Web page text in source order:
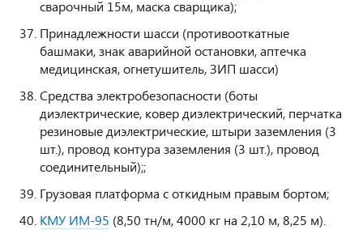
сварочный 15м, маска сварщика);
Принадлежности шасси (противооткатные
башмаки, знак аварийной остановки, аптечка
медицинская, огнетушитель, ЗИП шасси)
Средства электробезопасности (боты
диэлектрические, ковер диэлектрический, перчатка
резиновые диэлектрические, штыри заземления (3
шт.), провод контура заземления (3 шт.), провод
соединительный);;
Грузовая платформа с откидным правым бортом;
КМУ ИМ-95 (8,50 тн/м, 4000 кг на 2,10 м, 8,25 м).